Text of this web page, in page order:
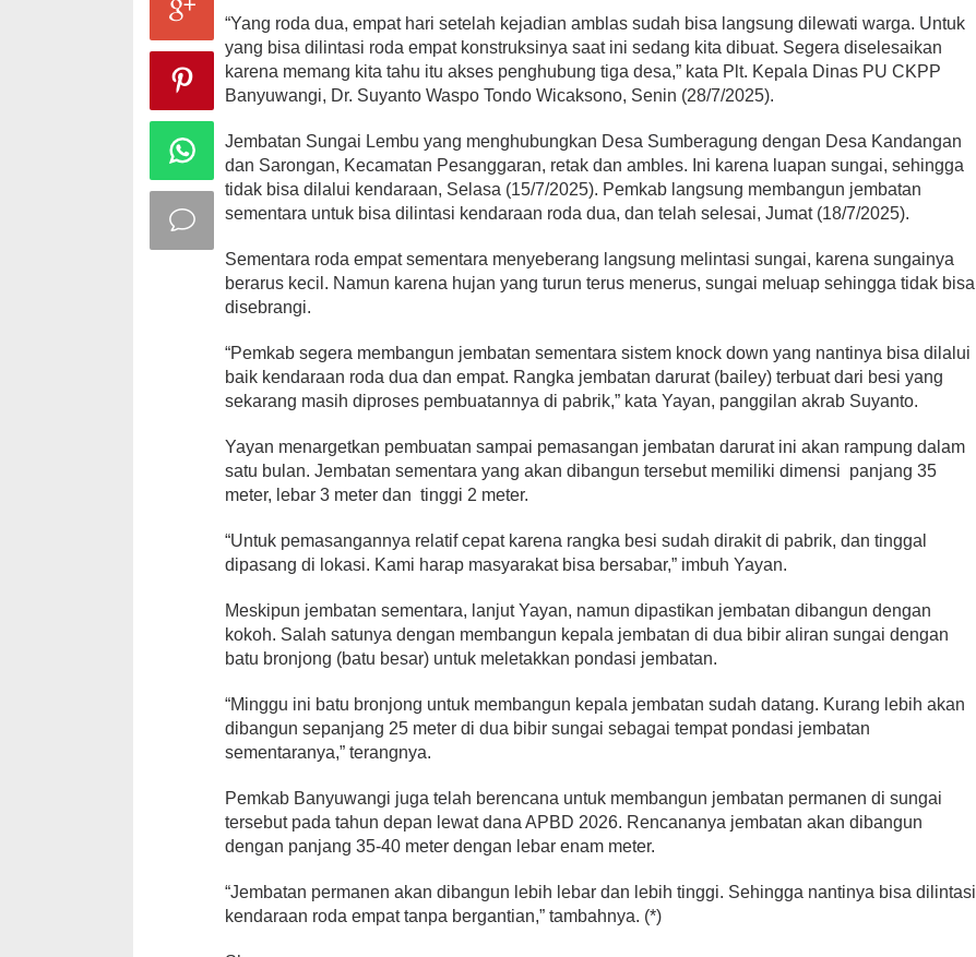
“Yang roda dua, empat hari setelah kejadian amblas sudah bisa langsung dilewati warga. Untuk
yang bisa dilintasi roda empat konstruksinya saat ini sedang kita dibuat. Segera diselesaikan
karena memang kita tahu itu akses penghubung tiga desa,” kata Plt. Kepala Dinas PU CKPP
Banyuwangi, Dr. Suyanto Waspo Tondo Wicaksono, Senin (28/7/2025).
Jembatan Sungai Lembu yang menghubungkan Desa Sumberagung dengan Desa Kandangan
dan Sarongan, Kecamatan Pesanggaran, retak dan ambles. Ini karena luapan sungai, sehingga
tidak bisa dilalui kendaraan, Selasa (15/7/2025). Pemkab langsung membangun jembatan
sementara untuk bisa dilintasi kendaraan roda dua, dan telah selesai, Jumat (18/7/2025).
Sementara roda empat sementara menyeberang langsung melintasi sungai, karena sungainya
berarus kecil. Namun karena hujan yang turun terus menerus, sungai meluap sehingga tidak bisa
disebrangi.
“Pemkab segera membangun jembatan sementara sistem knock down yang nantinya bisa dilalui
baik kendaraan roda dua dan empat. Rangka jembatan darurat (bailey) terbuat dari besi yang
sekarang masih diproses pembuatannya di pabrik,” kata Yayan, panggilan akrab Suyanto.
Yayan menargetkan pembuatan sampai pemasangan jembatan darurat ini akan rampung dalam
satu bulan. Jembatan sementara yang akan dibangun tersebut memiliki dimensi panjang 35
meter, lebar 3 meter dan tinggi 2 meter.
“Untuk pemasangannya relatif cepat karena rangka besi sudah dirakit di pabrik, dan tinggal
dipasang di lokasi. Kami harap masyarakat bisa bersabar,” imbuh Yayan.
Meskipun jembatan sementara, lanjut Yayan, namun dipastikan jembatan dibangun dengan
kokoh. Salah satunya dengan membangun kepala jembatan di dua bibir aliran sungai dengan
batu bronjong (batu besar) untuk meletakkan pondasi jembatan.
“Minggu ini batu bronjong untuk membangun kepala jembatan sudah datang. Kurang lebih akan
dibangun sepanjang 25 meter di dua bibir sungai sebagai tempat pondasi jembatan
sementaranya,” terangnya.
Pemkab Banyuwangi juga telah berencana untuk membangun jembatan permanen di sungai
tersebut pada tahun depan lewat dana APBD 2026. Rencananya jembatan akan dibangun
dengan panjang 35-40 meter dengan lebar enam meter.
“Jembatan permanen akan dibangun lebih lebar dan lebih tinggi. Sehingga nantinya bisa dilintasi
kendaraan roda empat tanpa bergantian,” tambahnya. (*)